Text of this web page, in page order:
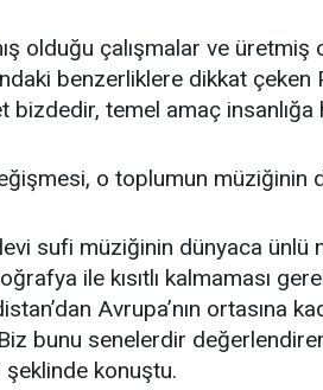
olduğu çalışmalar ve
benzerliklere dikkat
bizdedir, temel amaç
o toplumun müziğinin
sufi müziğinin dünyaca ünlü
ile kısıtlı kalmaması
Avrupa’nın ortasına
bunu senelerdir
şeklinde konuştu.